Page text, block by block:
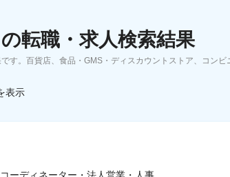
データで見る転職
転職・求人検索結果
す。百貨店、食品・GMS・ディスカウントストア、コン
表示